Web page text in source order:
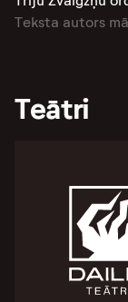
Teksta autors
Teātri